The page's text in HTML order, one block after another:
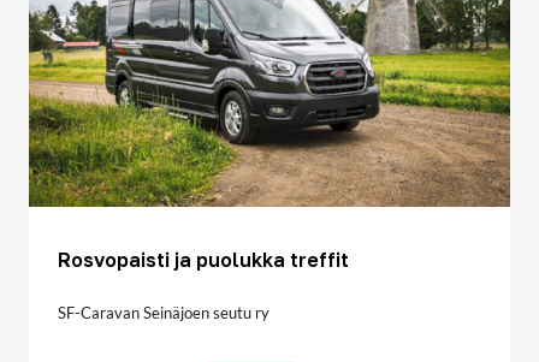
Rosvopaisti ja puolukka treffit
SF-Caravan Seinäjoen seutu ry